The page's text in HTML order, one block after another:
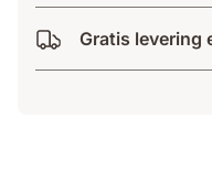
Gratis levering